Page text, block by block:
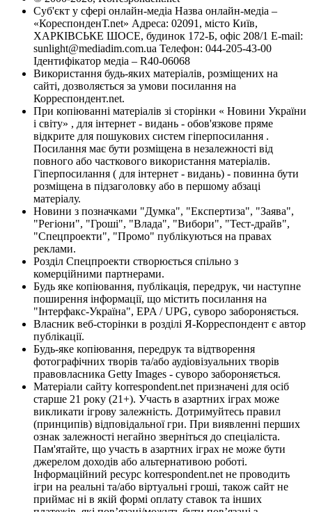
Суб'єкт у сфері онлайн-медіа Назва онлайн-медіа –
«КореспонденТ.net» Адреса: 02091, місто Київ,
ХАРКІВСЬКЕ ШОСЕ, будинок 172-Б, офіс 208/1 E-mail:
sunlight@mediadim.com.ua Телефон: 044-205-43-00
Ідентифікатор медіа – R40-06068
Використання будь-яких матеріалів, розміщених на
сайті, дозволяється за умови посилання на
Корреспондент.net.
При копіюванні матеріалів зі сторінки « Новини України
і світу» , для інтернет - видань - обов'язкове пряме
відкрите для пошукових систем гіперпосилання .
Посилання має бути розміщена в незалежності від
повного або часткового використання матеріалів.
Гіперпосилання ( для інтернет - видань) - повинна бути
розміщена в підзаголовку або в першому абзаці
матеріалу.
Новини з позначками "Думка", "Експертиза", "Заява",
"Регіони", "Гроші", "Влада", "Вибори", "Тест-драйв",
"Спецпроекти", "Промо" публікуються на правах
реклами.
Розділ Спецпроекти створюється спільно з
комерційними партнерами.
Будь яке копіювання, публікація, передрук, чи наступне
поширення інформації, що містить посилання на
"Інтерфакс-Україна", EPA / UPG, суворо забороняється.
Власник веб-сторінки в розділі Я-Корреспондент є автор
публікації.
Будь-яке копіювання, передрук та відтворення
фотографічних творів та/або аудіовізуальних творів
правовласника Getty Images - суворо забороняється.
Матеріали сайту korrespondent.net призначені для осіб
старше 21 року (21+). Участь в азартних іграх може
викликати ігрову залежність. Дотримуйтесь правил
(принципів) відповідальної гри. При виявленні перших
ознак залежності негайно зверніться до спеціаліста.
Пам'ятайте, що участь в азартних іграх не може бути
джерелом доходів або альтернативою роботі.
Інформаційний ресурс korrespondent.net не проводить
ігри на реальні та/або віртуальні гроші, також сайт не
приймає ні в якій формі оплату ставок та інших